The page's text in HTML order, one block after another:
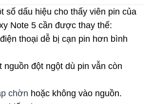
số dấu hiệu cho thấy viên pin của
Note 5 cần được thay thế:
thoại dễ bị cạn pin hơn bình
nguồn đột ngột dù pin vẫn còn
chờn hoặc không vào nguồn.